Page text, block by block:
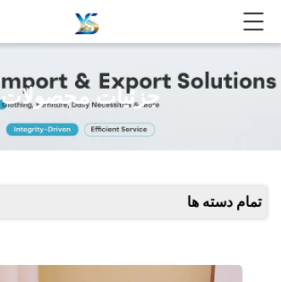
جزئیات محصولات
تمام دسته ها